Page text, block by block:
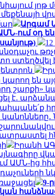
յոթ
Արգամ
ում օդ
ստեղծվել
կարող են
շարքի»
է․
Իրանի
ԱՄՆ-ից
9-